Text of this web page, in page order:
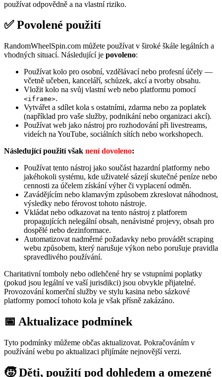
používat odpovědně a na vlastní riziko.
✅ Povolené použití
RandomWheelSpin.com můžete používat v široké škále legálních a
vhodných situací. Následující je povoleno:
Používat kolo pro osobní, vzdělávací nebo profesní účely —
včetně učeben, kanceláří, schůzek, akcí a tvorby obsahu.
Vložit kolo na svůj vlastní web nebo platformu pomocí
<iframe>.
Vytvářet a sdílet kola s ostatními, zdarma nebo za poplatek
(například pro vaše služby, podnikání nebo organizaci akcí).
Používat web jako nástroj pro rozhodování při livestreams,
videích na YouTube, sociálních sítích nebo workshopech.
Následující použití však není dovoleno:
Používat tento nástroj jako součást hazardní platformy nebo
jakéhokoli systému, kde uživatelé sázejí skutečné peníze nebo
cennosti za účelem získání výher či vyplacení odměn.
Zavádějícím nebo klamavým způsobem zkreslovat náhodnost,
výsledky nebo férovost tohoto nástroje.
Vkládat nebo odkazovat na tento nástroj z platforem
propagujících nelegální obsah, nenávistné projevy, obsah pro
dospělé nebo dezinformace.
Automatizovat nadměrné požadavky nebo provádět scraping
webu způsobem, který narušuje výkon nebo porušuje pravidla
spravedlivého používání.
Charitativní tomboly nebo odlehčené hry se vstupními poplatky
(pokud jsou legální ve vaší jurisdikci) jsou obvykle přijatelné.
Provozování komerční služby ve stylu kasina nebo sázkové
platformy pomocí tohoto kola je však přísně zakázáno.
📅 Aktualizace podmínek
Tyto podmínky můžeme občas aktualizovat. Pokračováním v
používání webu po aktualizaci přijímáte nejnovější verzi.
🧒 Děti, použití pod dohledem a omezené